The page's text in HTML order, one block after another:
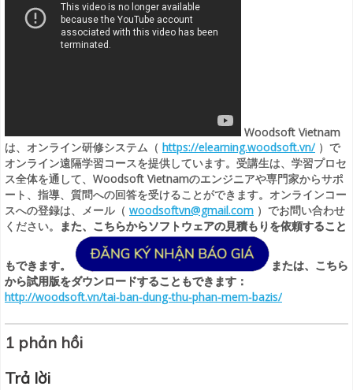
Woodsoft Vietnam
は、オンライン研修システム（ https://elearning.woodsoft.vn/ ）で
オンライン遠隔学習コースを提供しています。受講生は、学習プロセ
ス全体を通して、Woodsoft Vietnamのエンジニアや専門家からサポ
ート、指導、質問への回答を受けることができます。オンラインコー
スへの登録は、メール（ woodsoftvn@gmail.com ）でお問い合わせ
ください。 また、こちらからソフトウェアの見積もりを依頼すること
もできます。
または、こちら
から試用版をダウンロードすることもできます：
http://woodsoft.vn/tai-ban-dung-thu-phan-mem-bazis/
1 phản hồi
Trả lời